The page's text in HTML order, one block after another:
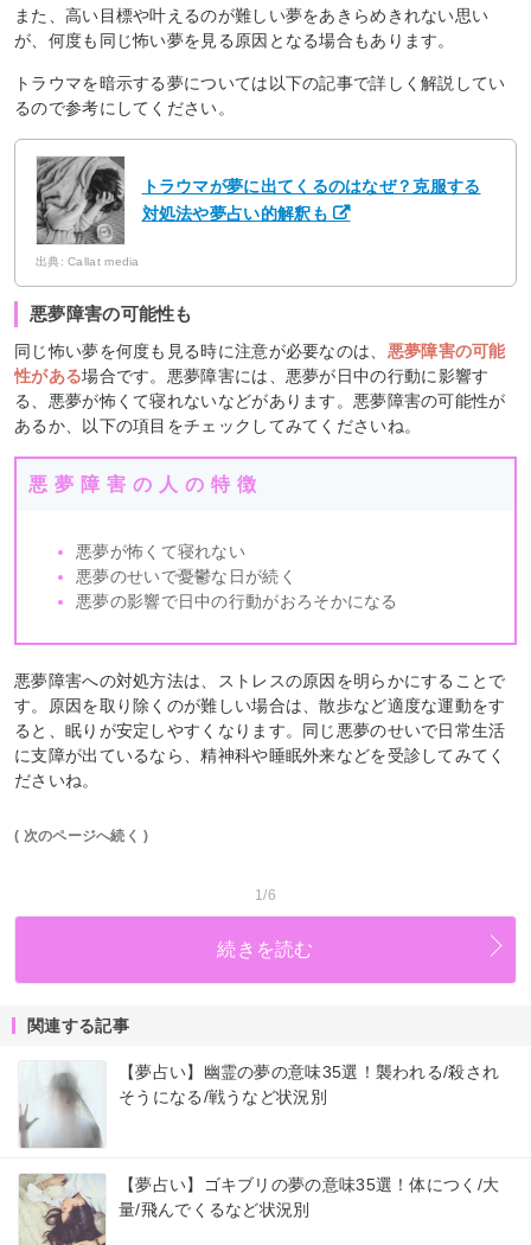
また、高い目標や叶えるのが難しい夢をあきらめきれない思い
が、何度も同じ怖い夢を見る原因となる場合もあります。
トラウマを暗示する夢については以下の記事で詳しく解説してい
るので参考にしてください。
トラウマが夢に出てくるのはなぜ？克服する
対処法や夢占い的解釈も
出典: Callat media
悪夢障害の可能性も
同じ怖い夢を何度も見る時に注意が必要なのは、 悪夢障害の可能
性がある場合です。悪夢障害には、悪夢が日中の行動に影響す
る、悪夢が怖くて寝れないなどがあります。悪夢障害の可能性が
あるか、以下の項目をチェックしてみてくださいね。
悪夢障害の人の特徴
悪夢が怖くて寝れない
悪夢のせいで憂鬱な日が続く
悪夢の影響で日中の行動がおろそかになる
悪夢障害への対処方法は、ストレスの原因を明らかにすることで
す。原因を取り除くのが難しい場合は、散歩など適度な運動をす
ると、眠りが安定しやすくなります。同じ悪夢のせいで日常生活
に支障が出ているなら、精神科や睡眠外来などを受診してみてく
ださいね。
( 次のページへ続く )
1/6
続きを読む
関連する記事
【夢占い】幽霊の夢の意味35選！襲われる/殺され
そうになる/戦うなど状況別
【夢占い】ゴキブリの夢の意味35選！体につく/大
量/飛んでくるなど状況別